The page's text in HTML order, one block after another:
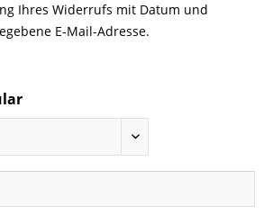
Ihres Widerrufs mit Datum und
E-Mail-Adresse.